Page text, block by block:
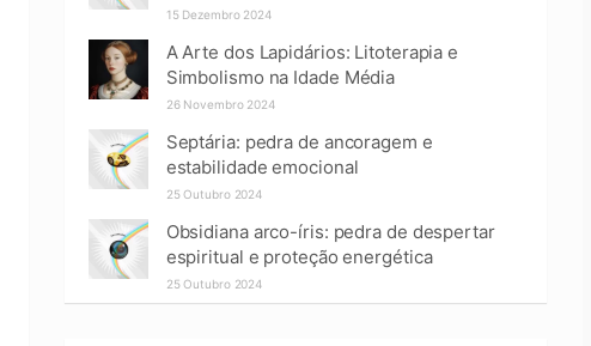
15 Dezembro 2024
A Arte dos Lapidários: Litoterapia e
Simbolismo na Idade Média
26 Novembro 2024
Septária: pedra de ancoragem e
estabilidade emocional
25 Outubro 2024
Obsidiana arco-íris: pedra de despertar
espiritual e proteção energética
25 Outubro 2024